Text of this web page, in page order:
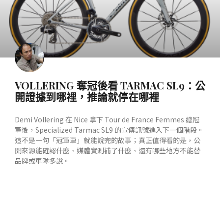
VOLLERING 奪冠後看 TARMAC SL9：公
開證據到哪裡，推論就停在哪裡
Demi Vollering 在 Nice 拿下 Tour de France Femmes 總冠
軍後，Specialized Tarmac SL9 的宣傳訊號進入下一個階段。
這不是一句「冠軍車」就能說完的故事；真正值得看的是，公
開來源能確認什麼、媒體實測補了什麼、還有哪些地方不能替
品牌或車隊多說。